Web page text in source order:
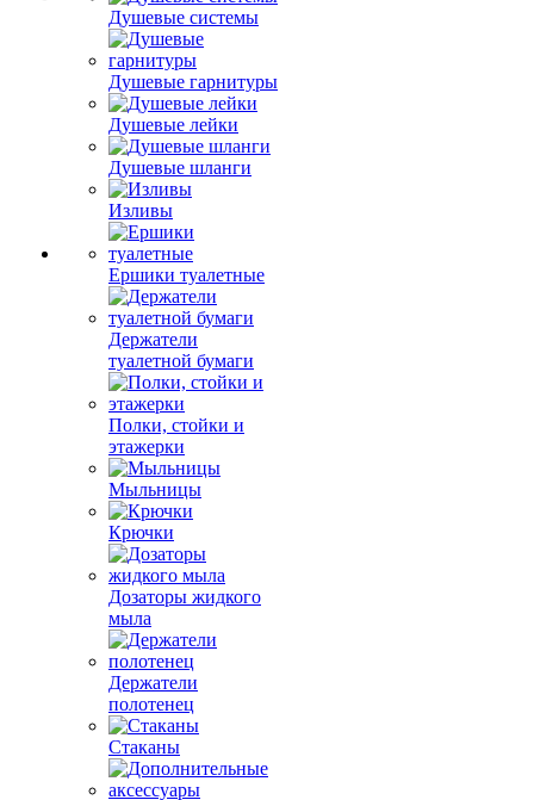
Душевые системы
Душевые гарнитуры
Душевые лейки
Душевые шланги
Изливы
Ершики туалетные
Держатели
туалетной бумаги
Полки, стойки и
этажерки
Мыльницы
Крючки
Дозаторы жидкого
мыла
Держатели
полотенец
Стаканы